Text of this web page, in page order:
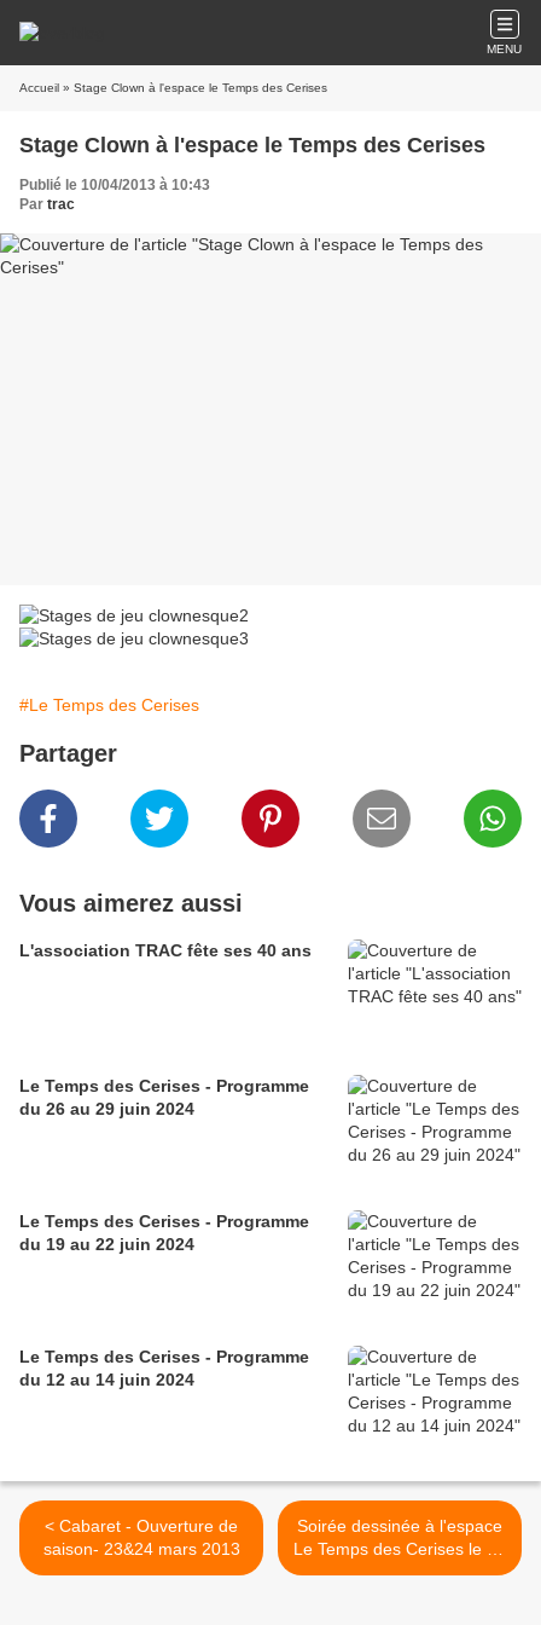
MENU
Accueil » Stage Clown à l'espace le Temps des Cerises
Stage Clown à l'espace le Temps des Cerises
Publié le 10/04/2013 à 10:43
Par trac
#Le Temps des Cerises
Partager
Vous aimerez aussi
L'association TRAC fête ses 40 ans
Le Temps des Cerises - Programme
du 26 au 29 juin 2024
Le Temps des Cerises - Programme
du 19 au 22 juin 2024
Le Temps des Cerises - Programme
du 12 au 14 juin 2024
< Cabaret - Ouverture de
saison- 23&24 mars 2013
Soirée dessinée à l'espace
Le Temps des Cerises le 27
avril 2013 >